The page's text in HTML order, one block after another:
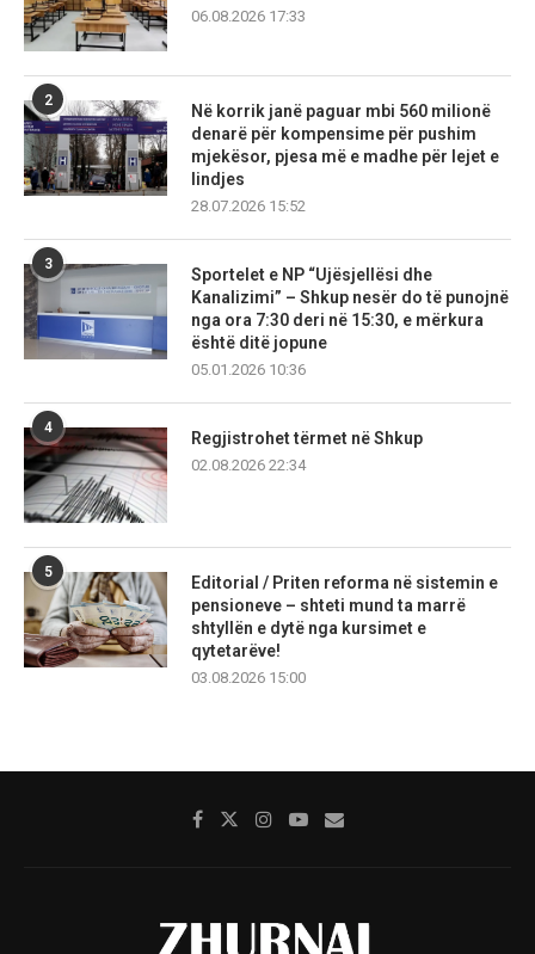
06.08.2026 17:33
2
Në korrik janë paguar mbi 560 milionë
denarë për kompensime për pushim
mjekësor, pjesa më e madhe për lejet e
lindjes
28.07.2026 15:52
3
Sportelet e NP “Ujësjellësi dhe
Kanalizimi” – Shkup nesër do të punojnë
nga ora 7:30 deri në 15:30, e mërkura
është ditë jopune
05.01.2026 10:36
4
Regjistrohet tërmet në Shkup
02.08.2026 22:34
5
Editorial / Priten reforma në sistemin e
pensioneve – shteti mund ta marrë
shtyllën e dytë nga kursimet e
qytetarëve!
03.08.2026 15:00